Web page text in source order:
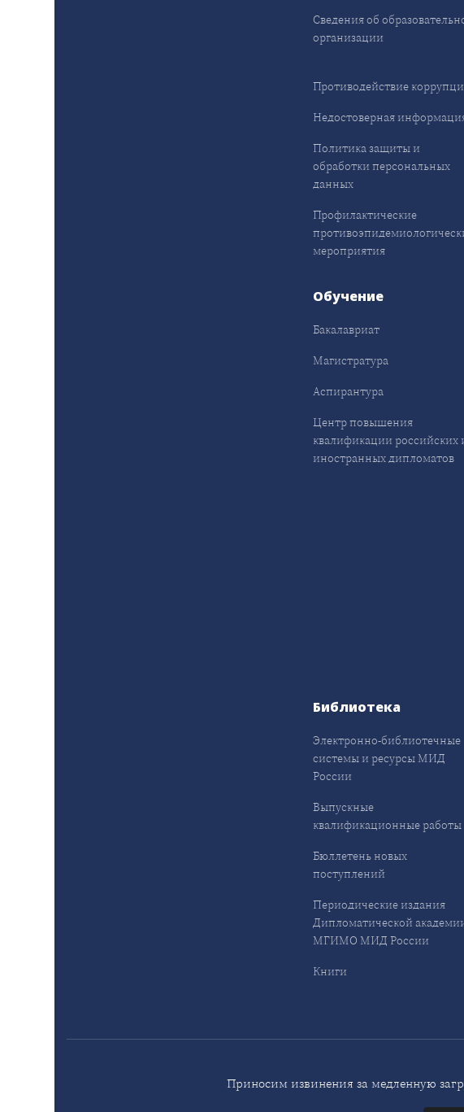
Сведения об
организации
Противодействие
Недостоверная
Политика защиты и
обработки персональных
данных
Профилактические
мероприятия
Обучение
Бакалавриат
Магистратура
Аспирантура
Центр повышения
квалификации российских
иностранных дипломатов
Библиотека
Электронно-библиотечные
системы и ресурсы МИД
России
Выпускные
квалификационные работы
Бюллетень новых
поступлений
Периодические издания
Дипломатической
МГИМО МИД России
Книги
Приносим извинения за медленную